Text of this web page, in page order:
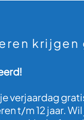
krijgen
verjaardag
t/m 12 jaar.